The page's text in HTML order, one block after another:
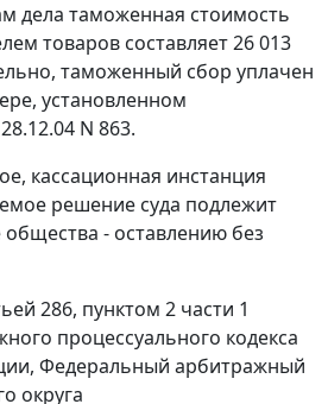
дела таможенная стоимость
товаров составляет 26 013
таможенный сбор уплачен
установленном
N 863.
кассационная инстанция
решение суда подлежит
- оставлению без
286, пунктом 2 части 1
процессуального кодекса
Федеральный арбитражный
округа